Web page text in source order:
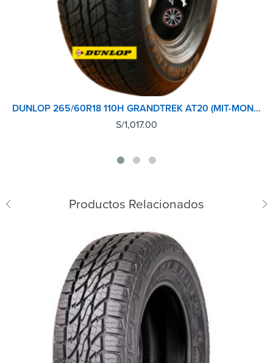
DUNLOP 265/60R18 110H GRANDTREK AT20 (MIT-MONT) TL TH
S/1,017.00
Productos Relacionados